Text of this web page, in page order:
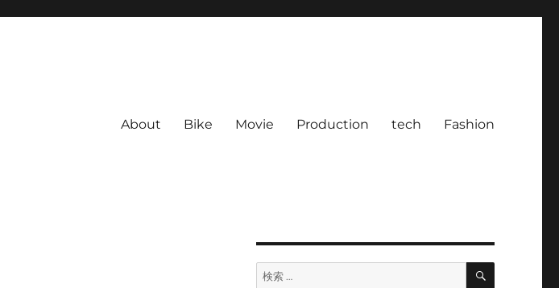
About Bike Movie Production tech Fashion
検
検